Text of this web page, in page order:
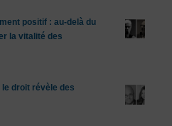
positif : au-delà du
la vitalité des
le droit révèle des